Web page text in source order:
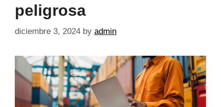
peligrosa
diciembre 3, 2024 by admin